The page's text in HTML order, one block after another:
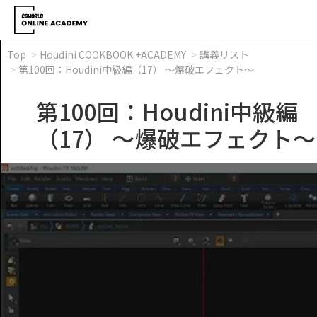
Top Houdini COOKBOOK +ACADEMY
講義リスト
第100回：Houdini中級編（17） ～爆破エフェクト～
第100回：Houdini中級編
（17） ～爆破エフェクト～